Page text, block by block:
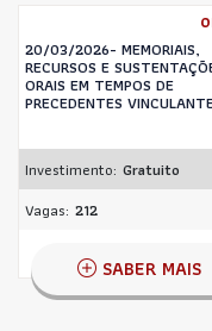
20/03/2026- MEMORIAIS,
RECURSOS E
ORAIS EM TEMPOS DE
PRECEDENTES
Investimento: Gratuito
Vagas: 212
SABER MAIS